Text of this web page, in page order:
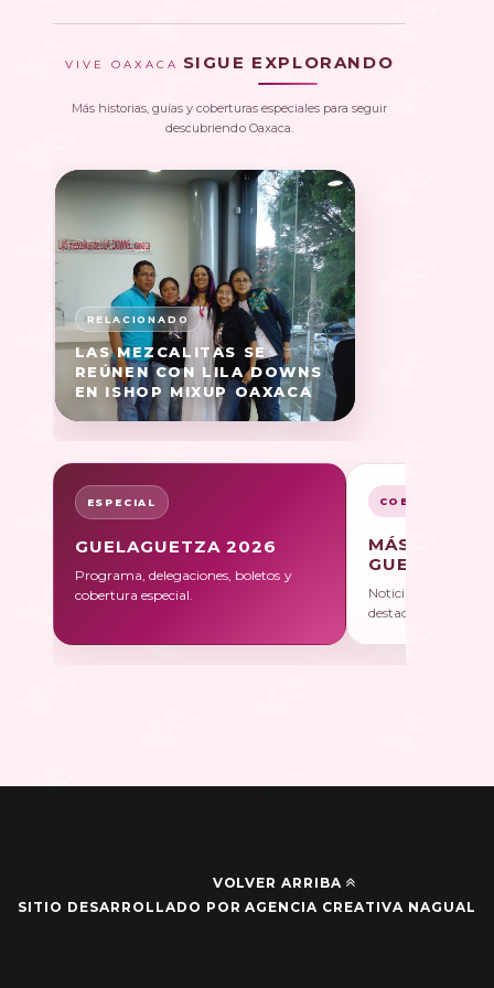
VIVE OAXACA SIGUE EXPLORANDO
Más historias, guías y coberturas especiales para seguir
descubriendo Oaxaca.
LAS MEZCALITAS SE
REÚNEN CON LILA DOWNS
EN ISHOP MIXUP OAXACA
ESPECIAL
GUELAGUETZA 2026
Programa, delegaciones, boletos y
cobertura especial.
COBERTURA
MÁS SOBRE
Noticias, galerías y
destacadas.
VOLVER ARRIBA
SITIO DESARROLLADO POR AGENCIA CREATIVA NAGUAL